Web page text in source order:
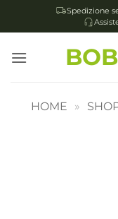
Spedizione
HOME »